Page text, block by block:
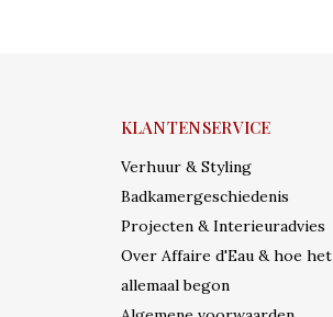
KLANTENSERVICE
Verhuur & Styling
Badkamergeschiedenis
Projecten & Interieuradvies
Over Affaire d'Eau & hoe het
allemaal begon